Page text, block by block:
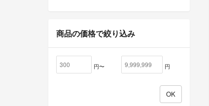
商品の価格で絞り込み
円〜 円